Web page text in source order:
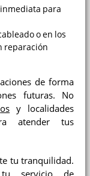
para
o en los
reparación
de forma
futuras. No
y localidades
atender tus
tu tranquilidad.